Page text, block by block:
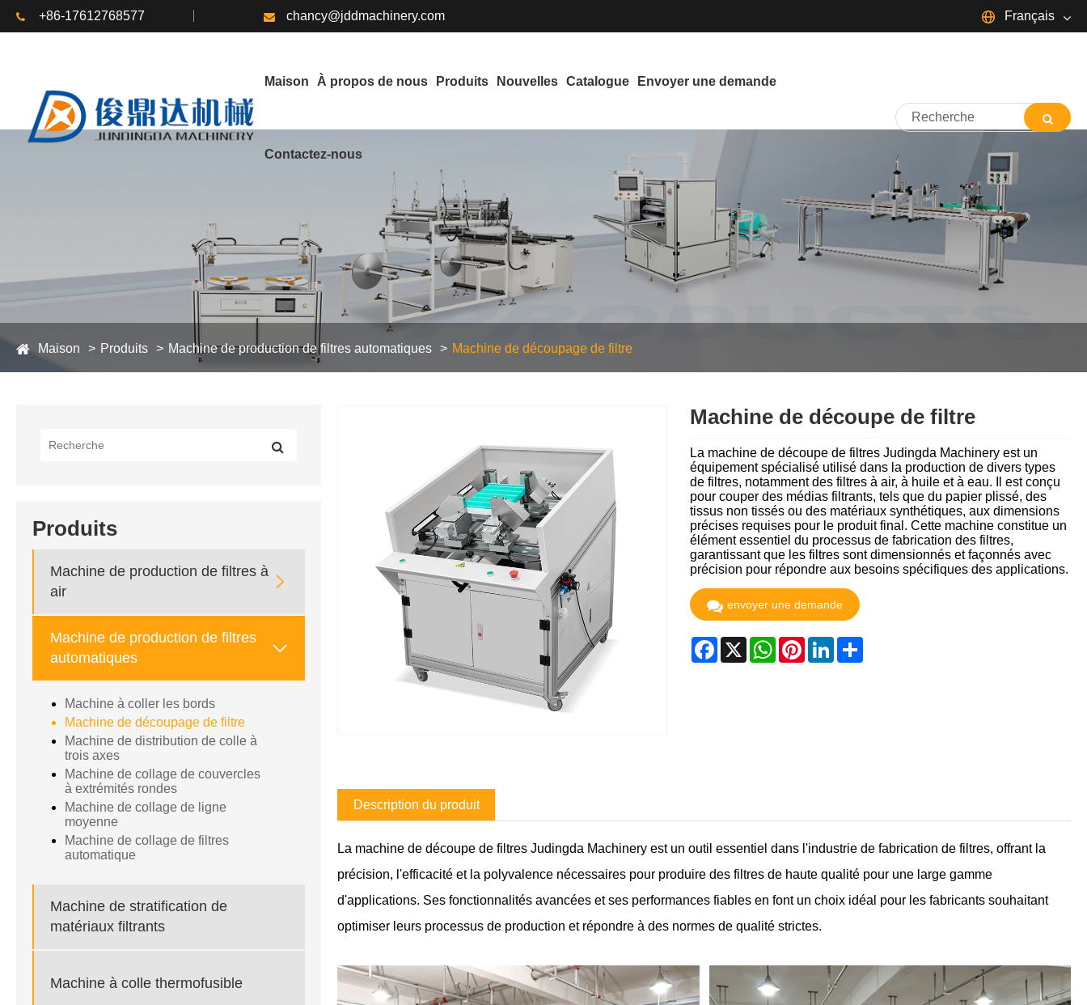
+86-17612768577 chancy@jddmachinery.com Français
Français
Italiano Nederlands ภาษาไทย
Svenska magyar
বাংলা ভাষার Dansk Suomi
Pilipino Türkçe Gaeilge
தமிழ் తెలుగు नेपाली
български ລາວ
Euskal
Azərbaycan
Slovenský jazyk
Lietuvos Eesti Keel Română
मराठी Srpski језик
Maison À propos de nous Produits Nouvelles Catalogue Envoyer une demande
Contactez-nous
Maison Produits Machine de production de filtres automatiques Machine de découpage de filtre
Produits
Machine de production de filtres à
air

Machine de production de filtres
automatiques

Machine à coller les bords
Machine de découpage de filtre
Machine de distribution de colle à
trois axes
Machine de collage de couvercles
à extrémités rondes
Machine de collage de ligne
moyenne
Machine de collage de filtres
automatique
Machine de stratification de
matériaux filtrants
Machine à colle thermofusible
Machine de découpe de filtre
La machine de découpe de filtres Judingda Machinery est un
équipement spécialisé utilisé dans la production de divers types
de filtres, notamment des filtres à air, à huile et à eau. Il est conçu
pour couper des médias filtrants, tels que du papier plissé, des
tissus non tissés ou des matériaux synthétiques, aux dimensions
précises requises pour le produit final. Cette machine constitue un
élément essentiel du processus de fabrication des filtres,
garantissant que les filtres sont dimensionnés et façonnés avec
précision pour répondre aux besoins spécifiques des applications.
envoyer une demande
Facebook
X WhatsApp
PinterestLinkedInShare
Description du produit
La machine de découpe de filtres Judingda Machinery est un outil essentiel dans l'industrie de fabrication de filtres, offrant la
précision, l'efficacité et la polyvalence nécessaires pour produire des filtres de haute qualité pour une large gamme
d'applications. Ses fonctionnalités avancées et ses performances fiables en font un choix idéal pour les fabricants souhaitant
optimiser leurs processus de production et répondre à des normes de qualité strictes.